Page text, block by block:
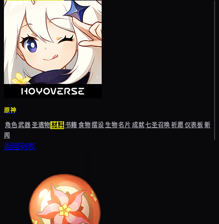
原神
角色武器圣遗物材料书籍食物摆设生物名片成就七圣召唤祈愿仪表板新
闻
返回列表